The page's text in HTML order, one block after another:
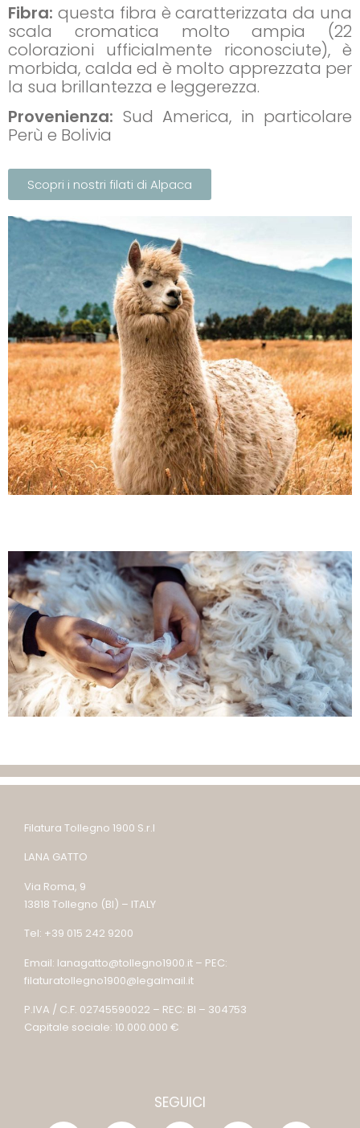
Fibra: questa fibra è caratterizzata da una
scala cromatica molto ampia (22
colorazioni ufficialmente riconosciute), è
morbida, calda ed è molto apprezzata per
la sua brillantezza e leggerezza.
Provenienza: Sud America, in particolare
Perù e Bolivia
Scopri i nostri filati di Alpaca
Filatura Tollegno 1900 S.r.l
LANA GATTO
Via Roma, 9
13818 Tollegno (BI) – ITALY
Tel: +39 015 242 9200
Email: lanagatto@tollegno1900.it – PEC:
filaturatollegno1900@legalmail.it
P.IVA / C.F. 02745590022 – REC: BI – 304753
Capitale sociale: 10.000.000 €
SEGUICI